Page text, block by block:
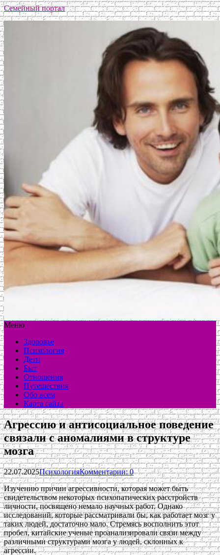
Семейный портал
Меню
Здоровье
Психология
Дети
Быт
Отношения
Путешествия
Обо всем
Карта сайта
Агрессию и антисоциальное поведение
связали с аномалиями в структуре
мозга
22.07.2025ПсихологияКомментарии: 0
Изучению причин агрессивности, которая может быть
свидетельством некоторых психопатических расстройств
личности, посвящено немало научных работ. Однако
исследований, которые рассматривали бы, как работает мозг у
таких людей, достаточно мало. Стремясь восполнить этот
пробел, китайские ученые проанализировали связи между
различными структурами мозга у людей, склонных к
агрессии.